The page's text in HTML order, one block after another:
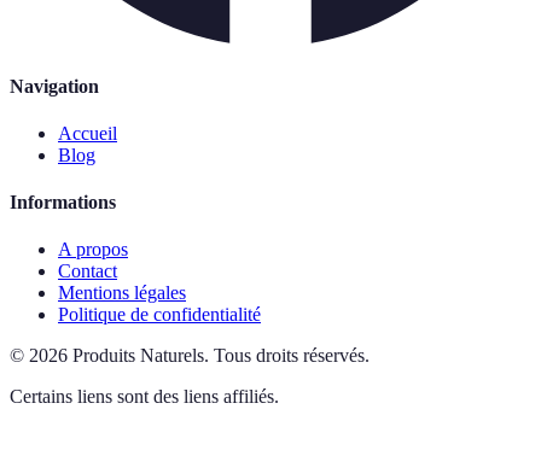
Navigation
Accueil
Blog
Informations
A propos
Contact
Mentions légales
Politique de confidentialité
© 2026 Produits Naturels. Tous droits réservés.
Certains liens sont des liens affiliés.